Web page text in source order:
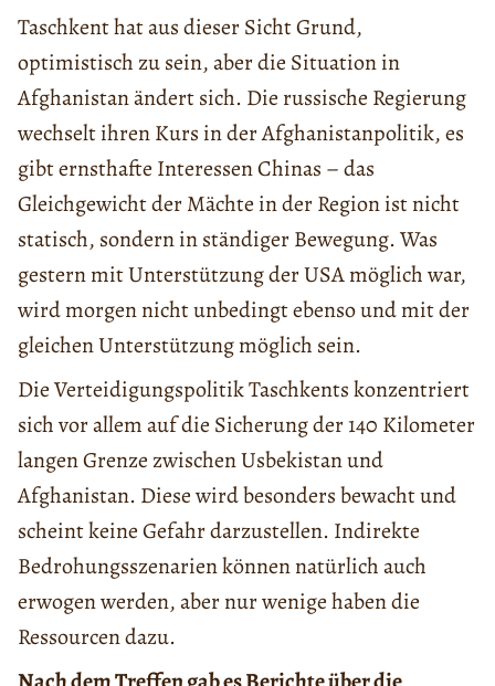
Taschkent hat aus dieser Sicht Grund,
optimistisch zu sein, aber die Situation in
Afghanistan ändert sich. Die russische Regierung
wechselt ihren Kurs in der Afghanistanpolitik, es
gibt ernsthafte Interessen Chinas – das
Gleichgewicht der Mächte in der Region ist nicht
statisch, sondern in ständiger Bewegung. Was
gestern mit Unterstützung der USA möglich war,
wird morgen nicht unbedingt ebenso und mit der
gleichen Unterstützung möglich sein.
Die Verteidigungspolitik Taschkents konzentriert
sich vor allem auf die Sicherung der 140 Kilometer
langen Grenze zwischen Usbekistan und
Afghanistan. Diese wird besonders bewacht und
scheint keine Gefahr darzustellen. Indirekte
Bedrohungsszenarien können natürlich auch
erwogen werden, aber nur wenige haben die
Ressourcen dazu.